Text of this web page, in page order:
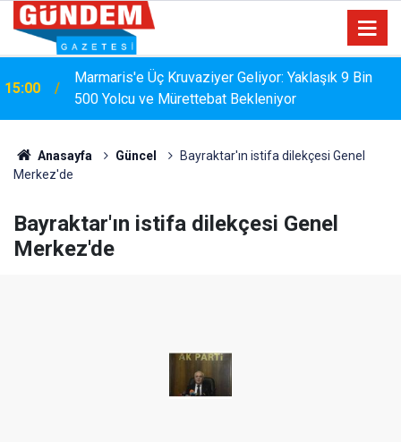
15:00
Marmaris'e Üç Kruvaziyer Geliyor: Yaklaşık 9 Bin
500 Yolcu ve Mürettebat Bekleniyor
14:17
MARMARİS'TE DERELERDE TEMİZLİK
SEFERBERLİĞİ
Anasayfa Güncel
Bayraktar'ın istifa dilekçesi Genel
Merkez'de
Bayraktar'ın istifa dilekçesi Genel
Merkez'de